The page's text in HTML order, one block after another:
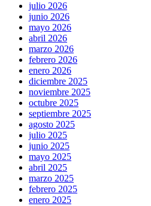
julio 2026
junio 2026
mayo 2026
abril 2026
marzo 2026
febrero 2026
enero 2026
diciembre 2025
noviembre 2025
octubre 2025
septiembre 2025
agosto 2025
julio 2025
junio 2025
mayo 2025
abril 2025
marzo 2025
febrero 2025
enero 2025